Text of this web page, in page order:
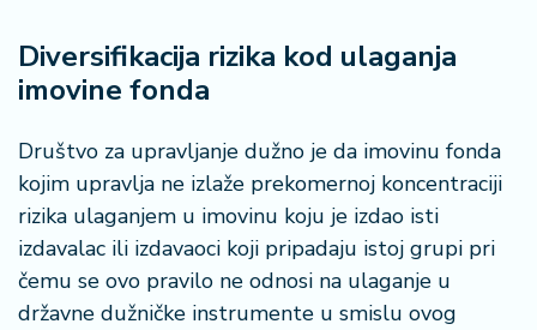
Diversifikacija rizika kod ulaganja
imovine fonda
Društvo za upravljanje dužno je da imovinu fonda
kojim upravlja ne izlaže prekomernoj koncentraciji
rizika ulaganjem u imovinu koju je izdao isti
izdavalac ili izdavaoci koji pripadaju istoj grupi pri
čemu se ovo pravilo ne odnosi na ulaganje u
državne dužničke instrumente u smislu ovog